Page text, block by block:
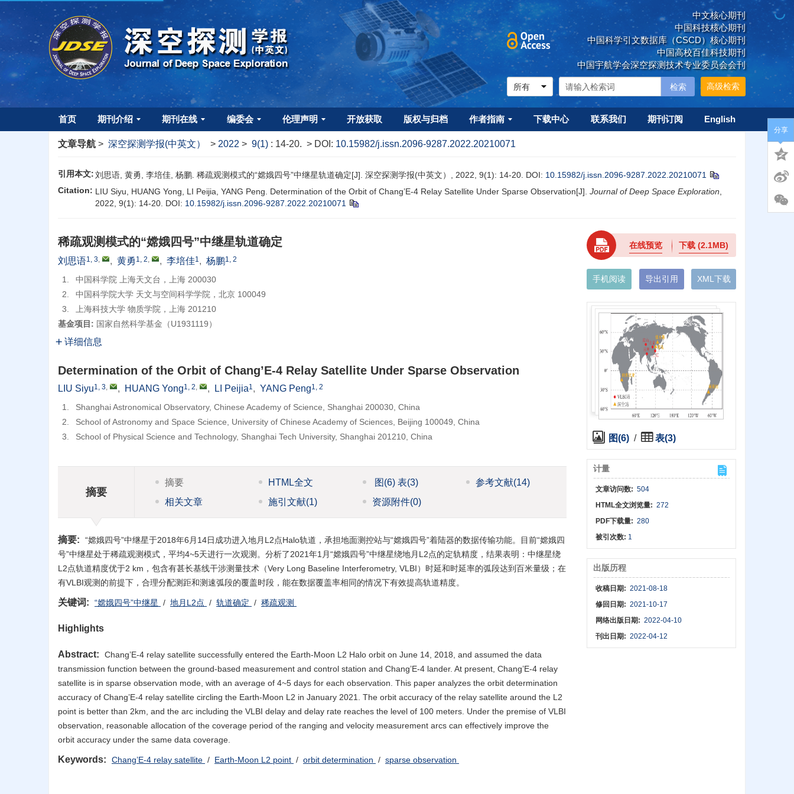
中文核心期刊
中国科技核心期刊
中国科学引文数据库（CSCD）核心期刊
中国高校百佳科技期刊
中国宇航学会深空探测技术专业委员会会刊
高级检索
首页 期刊介绍 期刊在线 编委会 伦理声明 开放获取 版权与归档 作者指南 下载中心 联系我们 期刊订阅 English
文章导航 > 深空探测学报(中英文） > 2022 > 9(1) : 14-20. > DOI: 10.15982/j.issn.2096-9287.2022.20210071
引用本文:刘思语, 黄勇, 李培佳, 杨鹏. 稀疏观测模式的“嫦娥四号”中继星轨道确定[J]. 深空探测学报(中英文）, 2022, 9(1): 14-20. DOI: 10.15982/j.issn.2096-9287.2022.20210071
Citation: LIU Siyu, HUANG Yong, LI Peijia, YANG Peng. Determination of the Orbit of Chang’E-4 Relay Satellite Under Sparse Observation[J]. Journal of Deep Space Exploration
2022, 9(1): 14-20. DOI: 10.15982/j.issn.2096-9287.2022.20210071
稀疏观测模式的“嫦娥四号”中继星轨道确定
刘思语1, 3, , 黄勇 1, 2, , 李培佳1, 杨鹏1, 2
1.
中国科学院 上海天文台，上海 200030
2.
中国科学院大学 天文与空间科学学院，北京 100049
3.
上海科技大学 物质学院，上海 201210
基金项目: 国家自然科学基金（U1931119）
详细信息
Determination of the Orbit of Chang’E-4 Relay Satellite Under Sparse Observation
LIU Siyu1, 3, , HUANG Yong1, 2, , LI Peijia1, YANG Peng1, 2
1.
Shanghai Astronomical Observatory, Chinese Academy of Science, Shanghai 200030, China
2.
School of Astronomy and Space Science, University of Chinese Academy of Sciences, Beijing 100049, China
3.
School of Physical Science and Technology, Shanghai Tech University, Shanghai 201210, China
摘要
摘要 HTML全文 图 (6)表(3) 参考文献(14)
相关文章
施引文献(1) 资源附件(0)
摘要:
“嫦娥四号”中继星于2018年6月14日成功进入地月L2点Halo轨道，承担地面测控站与“嫦娥四号”着陆器的数据传输功能。目前“嫦娥四
号”中继星处于稀疏观测模式，平均4~5天进行一次观测。分析了2021年1月“嫦娥四号”中继星绕地月L2点的定轨精度，结果表明：中继星绕
L2点轨道精度优于2 km，包含有甚长基线干涉测量技术（Very Long Baseline Interferometry, VLBI）时延和时延率的弧段达到百米量级；在
有VLBI观测的前提下，合理分配测距和测速弧段的覆盖时段，能在数据覆盖率相同的情况下有效提高轨道精度。
关键词: “嫦娥四号”中继星 / 地月L2点 / 轨道确定 / 稀疏观测
Highlights
Abstract:
Chang’E-4 relay satellite successfully entered the Earth-Moon L2 Halo orbit on June 14, 2018, and assumed the data
transmission function between the ground-based measurement and control station and Chang’E-4 lander. At present, Chang’E-4 relay
satellite is in sparse observation mode, with an average of 4~5 days for each observation. This paper analyzes the orbit determination
accuracy of Chang’E-4 relay satellite circling the Earth-Moon L2 in January 2021. The orbit accuracy of the relay satellite around the L2
point is better than 2km, and the arc including the VLBI delay and delay rate reaches the level of 100 meters. Under the premise of VLBI
observation, reasonable allocation of the coverage period of the ranging and velocity measurement arcs can effectively improve the
orbit accuracy under the same data coverage.
Keywords: Chang’E-4 relay satellite / Earth-Moon L2 point / orbit determination / sparse observation
在线预览 下载(2.1MB)
手机阅读 导出引用 XML下载
图(6) / 表(3)
计量
文章访问数: 504
HTML全文浏览量: 272
PDF下载量: 280
被引次数: 1
出版历程
收稿日期: 2021-08-18
修回日期: 2021-10-17
网络出版日期: 2022-04-10
刊出日期: 2022-04-12
分享